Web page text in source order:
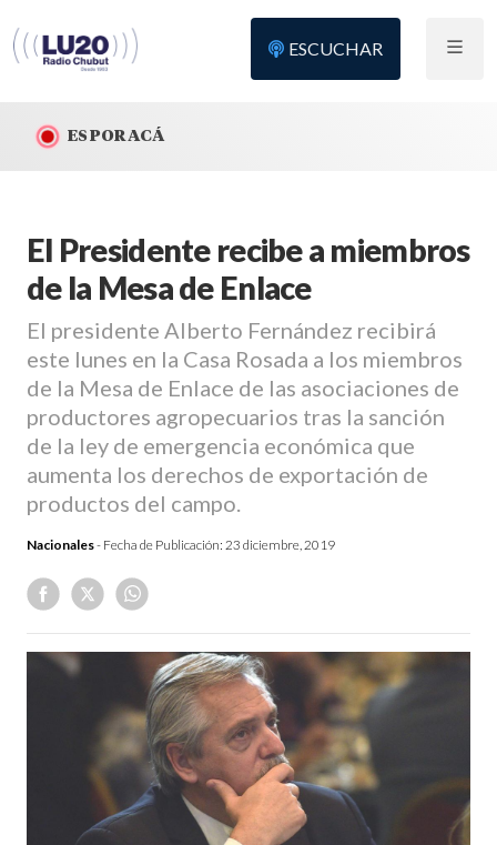
ESCUCHAR
ES POR ACÁ
El Presidente recibe a miembros
de la Mesa de Enlace
El presidente Alberto Fernández recibirá
este lunes en la Casa Rosada a los miembros
de la Mesa de Enlace de las asociaciones de
productores agropecuarios tras la sanción
de la ley de emergencia económica que
aumenta los derechos de exportación de
productos del campo.
Nacionales- Fecha de Publicación: 23 diciembre, 2019